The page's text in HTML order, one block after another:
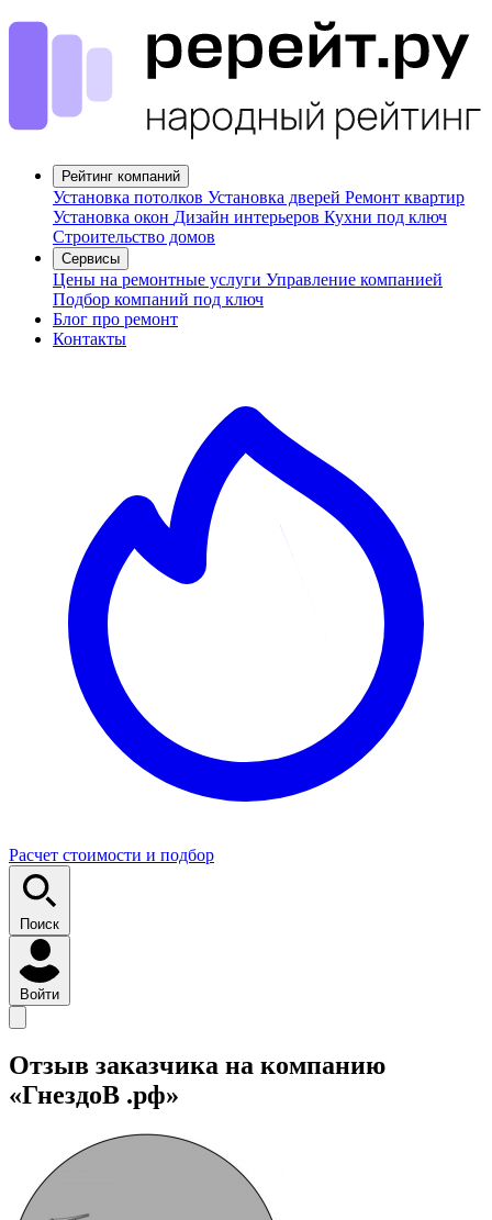
Рейтинг компаний
Установка потолков Установка дверей Ремонт квартир
Установка окон Дизайн интерьеров Кухни под ключ
Строительство домов
Сервисы
Цены на ремонтные услуги Управление компанией
Подбор компаний под ключ
Блог про ремонт
Контакты
Расчет стоимости и подбор
Поиск
Войти
Отзыв заказчика на компанию
«ГнездоВ .рф»